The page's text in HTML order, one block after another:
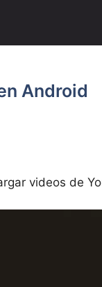
Android
videos de